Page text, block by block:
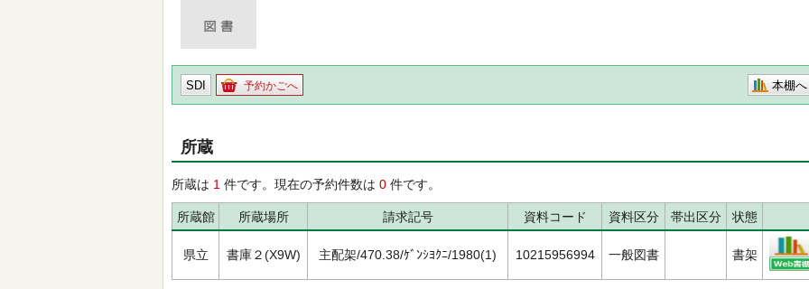
SDI 予約かごへ 本棚へ
所蔵
所蔵は 1 件です。現在の予約件数は 0 件です。
所蔵館 所蔵場所 請求記号 資料コード 資料区分 帯出区分 状態
県立 書庫２(X9W) 主配架/470.38/ｹﾞﾝｼﾖｸﾆ/1980(1) 10215956994 一般図書 書架